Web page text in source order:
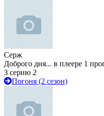
Серж
Доброго дня... в плеере 1
3 серию 2
Погоня (2 сезон)